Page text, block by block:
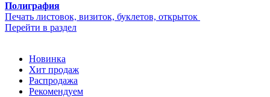
Полиграфия
Печать листовок, визиток, буклетов, открыток
Перейти в раздел
Новинка
Хит продаж
Распродажа
Рекомендуем